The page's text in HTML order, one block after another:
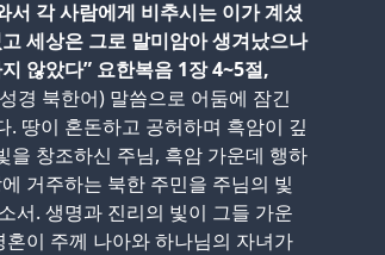
서 각 사람에게 비추시는 이가 계셨
세상은 그로 말미암아 생겨났으나
않았다” 요한복음 1장 4~5절,
경 북한어) 말씀으로 어둠에 잠긴
. 땅이 혼돈하고 공허하며 흑암이 깊
을 창조하신 주님, 흑암 가운데 행하
거주하는 북한 주민을 주님의 빛
서. 생명과 진리의 빛이 그들 가운
이 주께 나아와 하나님의 자녀가